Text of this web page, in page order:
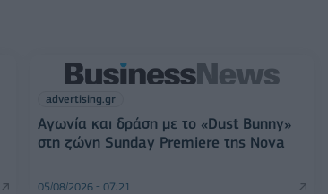
advertising.gr
Αγωνία και δράση με το «Dust Bunny»
στη ζώνη Sunday Premiere της Nova
05/08/2026 - 07:21